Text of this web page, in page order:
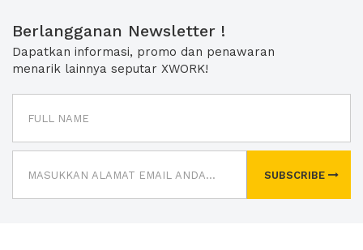
Berlangganan Newsletter !
Dapatkan informasi, promo dan penawaran
menarik lainnya seputar XWORK!
SUBSCRIBE